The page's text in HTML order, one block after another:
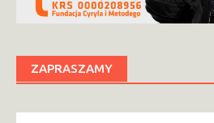
ZAPRASZAMY